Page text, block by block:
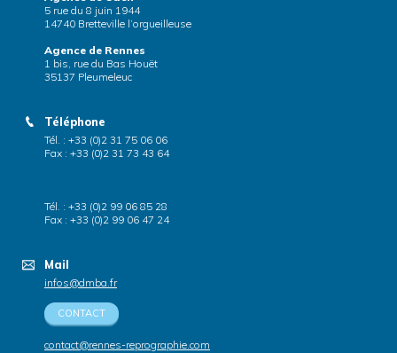
5 rue du 8 juin 1944
14740 Bretteville l’orgueilleuse
Agence de Rennes
1 bis, rue du Bas Houët
35137 Pleumeleuc
Téléphone
Tél. : +33 (0)2 31 75 06 06
Fax : +33 (0)2 31 73 43 64
Tél. : +33 (0)2 99 06 85 28
Fax : +33 (0)2 99 06 47 24
Mail
infos@dmba.fr
CONTACT
contact@rennes-reprographie.com